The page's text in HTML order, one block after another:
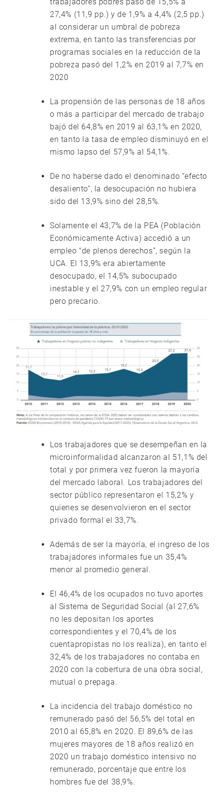
27,4% (11,9 pp.) y de 1,9% a 4,4% (2,5 pp.)
al considerar un umbral de pobreza
extrema, en tanto las transferencias por
programas sociales en la reducción de la
pobreza pasó del 1,2% en 2019 al 7,7% en
2020
La propensión de las personas de 18 años
o más a participar del mercado de trabajo
bajó del 64,8% en 2019 al 63,1% en 2020,
en tanto la tasa de empleo disminuyó en el
mismo lapso del 57,9% al 54,1%.
De no haberse dado el denominado “efecto
desaliento”, la desocupación no hubiera
sido del 13,9% sino del 28,5%.
Solamente el 43,7% de la PEA (Población
Económicamente Activa) accedió a un
empleo “de plenos derechos”, según la
UCA. El 13,9% era abiertamente
desocupado, el 14,5% subocupado
inestable y el 27,9% con un empleo regular
pero precario.
Los trabajadores que se desempeñan en la
microinformalidad alcanzaron al 51,1% del
total y por primera vez fueron la mayoría
del mercado laboral. Los trabajadores del
sector público representaron el 15,2% y
quienes se desenvolvieron en el sector
privado formal el 33,7%.
Además de ser la mayoría, el ingreso de los
trabajadores informales fue un 35,4%
menor al promedio general.
El 46,4% de los ocupados no tuvo aportes
al Sistema de Seguridad Social (al 27,6%
no les depositan los aportes
correspondientes y el 70,4% de los
cuentapropistas no los realiza), en tanto el
32,4% de los trabajadores no contaba en
2020 con la cobertura de una obra social,
mutual o prepaga.
La incidencia del trabajo doméstico no
remunerado pasó del 56,5% del total en
2010 al 65,8% en 2020. El 89,6% de las
mujeres mayores de 18 años realizó en
2020 un trabajo doméstico intensivo no
remunerado, porcentaje que entre los
hombres fue del 38,9%.